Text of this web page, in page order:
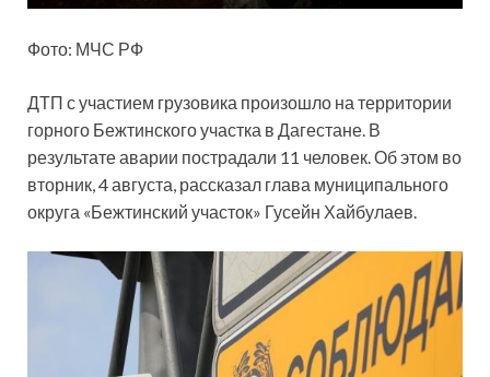
Фото: МЧС РФ
ДТП с участием грузовика произошло на территории
горного Бежтинского участка в Дагестане. В
результате аварии пострадали 11 человек. Об этом во
вторник, 4 августа, рассказал глава муниципального
округа «Бежтинский участок» Гусейн Хайбулаев.